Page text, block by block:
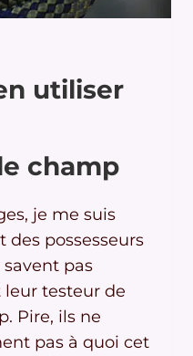
utiliser
champ
je me suis
des possesseurs
savent pas
testeur de
Pire, ils ne
pas à quoi cet